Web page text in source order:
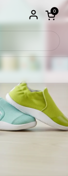
Warenkorb
0